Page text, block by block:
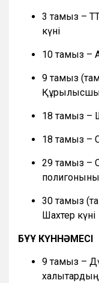
3 тамыз –
күні
10 тамыз –
9 тамыз
18 тамыз –
18 тамыз –
29 тамыз –
30 тамыз
Шахтер күні
БҰҰ КҮННӘМЕСІ
9 тамыз –
халықтардың